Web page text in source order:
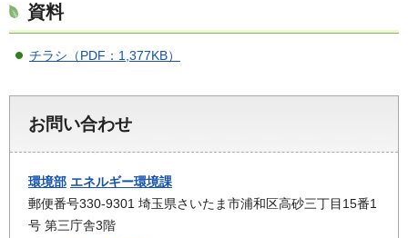
資料
チラシ（PDF：1,377KB）
お問い合わせ
環境部 エネルギー環境課
郵便番号330-9301 埼玉県さいたま市浦和区高砂三丁目15番1
号 第三庁舎3階